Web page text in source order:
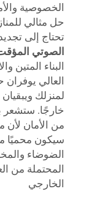
الخصوصية
حل مثالي للمنازل
تحتاج إلى تجديد
الصوتي المؤقت!
البناء المتين
العالي يوفران حجبًا
لمنزلك ويبقيان
خارجًا. ستشعر
من الأمان لأن
سيكون محميًا من
الضوضاء
المحتملة من العالم
الخارجي